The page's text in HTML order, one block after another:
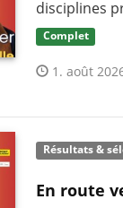
disciplines
Complet
1. août
Résultats &
En route